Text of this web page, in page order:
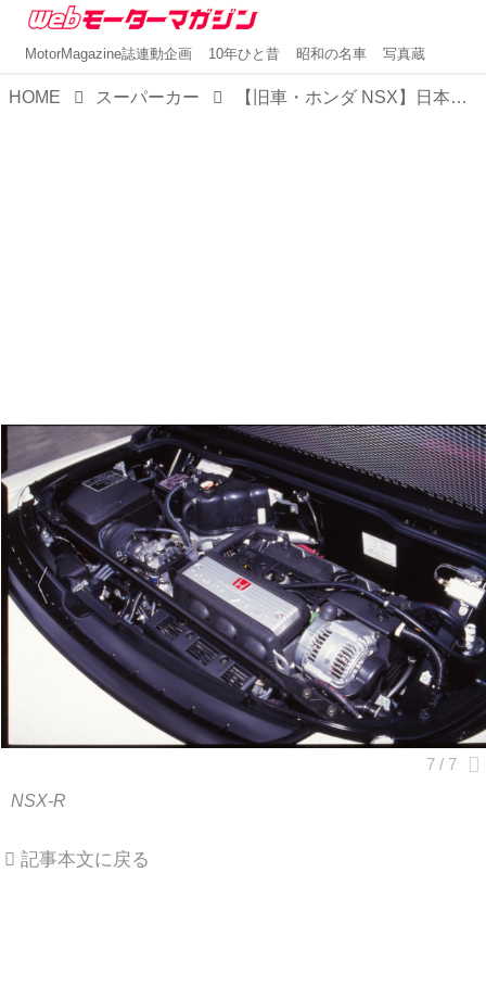
MotorMagazine誌連動企画 10年ひと昔 昭和の名車 写真蔵
HOME スーパーカー 【旧車・ホンダ NSX】日本初の市販スーパーカー：日本のスーパーカー 第7回
NSX-R
記事本文に戻る